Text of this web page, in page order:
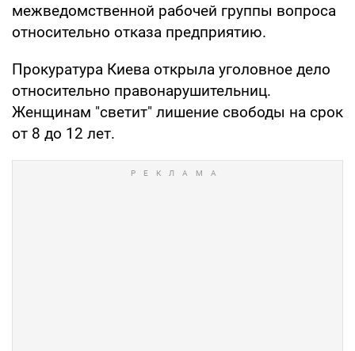
межведомственной рабочей группы вопроса
относительно отказа предприятию.
Прокуратура Киева открыла уголовное дело
относительно правонарушительниц.
Женщинам "светит" лишение свободы на срок
от 8 до 12 лет.